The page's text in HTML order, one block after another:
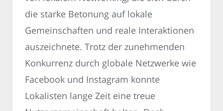
die starke Betonung auf lokale
Gemeinschaften und reale Interaktionen
auszeichnete. Trotz der zunehmenden
Konkurrenz durch globale Netzwerke wie
Facebook und Instagram konnte
Lokalisten lange Zeit eine treue